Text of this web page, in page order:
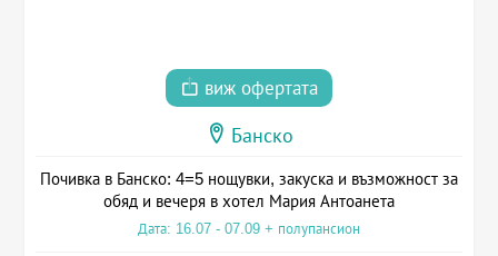
виж офертата
Банско
Почивка в Банско: 4=5 нощувки, закуска и възможност за
обяд и вечеря в хотел Мария Антоанета
Дата: 16.07 - 07.09 + полупансион